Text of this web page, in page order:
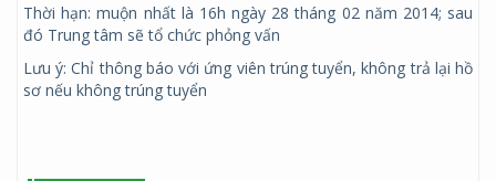
Thời hạn: muộn nhất là 16h ngày 28 tháng 02 năm 2014; sau
đó Trung tâm sẽ tổ chức phỏng vấn
Lưu ý: Chỉ thông báo với ứng viên trúng tuyển, không trả lại hồ
sơ nếu không trúng tuyển